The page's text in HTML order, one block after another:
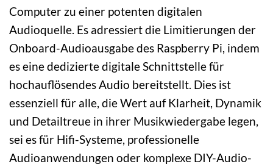
Computer zu einer potenten digitalen
Audioquelle. Es adressiert die Limitierungen der
Onboard-Audioausgabe des Raspberry Pi, indem
es eine dedizierte digitale Schnittstelle für
hochauflösendes Audio bereitstellt. Dies ist
essenziell für alle, die Wert auf Klarheit, Dynamik
und Detailtreue in ihrer Musikwiedergabe legen,
sei es für Hifi-Systeme, professionelle
Audioanwendungen oder komplexe DIY-Audio-